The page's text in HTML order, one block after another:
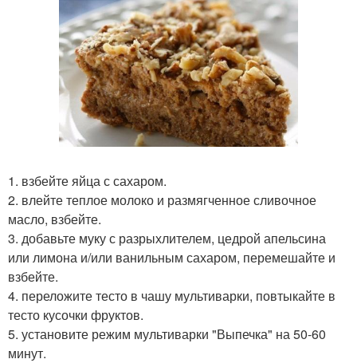
1. взбейте яйца с сахаром.
2. влейте теплое молоко и размягченное сливочное
масло, взбейте.
3. добавьте муку с разрыхлителем, цедрой апельсина
или лимона и/или ванильным сахаром, перемешайте и
взбейте.
4. переложите тесто в чашу мультиварки, повтыкайте в
тесто кусочки фруктов.
5. установите режим мультиварки "Выпечка" на 50-60
минут.